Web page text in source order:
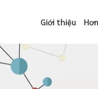
Giới thiệu